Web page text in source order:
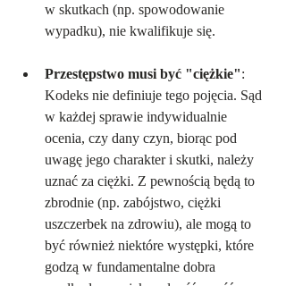
w skutkach (np. spowodowanie
wypadku), nie kwalifikuje się.
Przestępstwo musi być "ciężkie":
Kodeks nie definiuje tego pojęcia. Sąd
w każdej sprawie indywidualnie
ocenia, czy dany czyn, biorąc pod
uwagę jego charakter i skutki, należy
uznać za ciężki. Z pewnością będą to
zbrodnie (np. zabójstwo, ciężki
uszczerbek na zdrowiu), ale mogą to
być również niektóre występki, które
godzą w fundamentalne dobra